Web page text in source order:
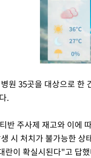
원 35곳을 대상으로 한
.
반 주사제 재고와 이에
시 처치가 불가능한
란이 확실시된다"고 답